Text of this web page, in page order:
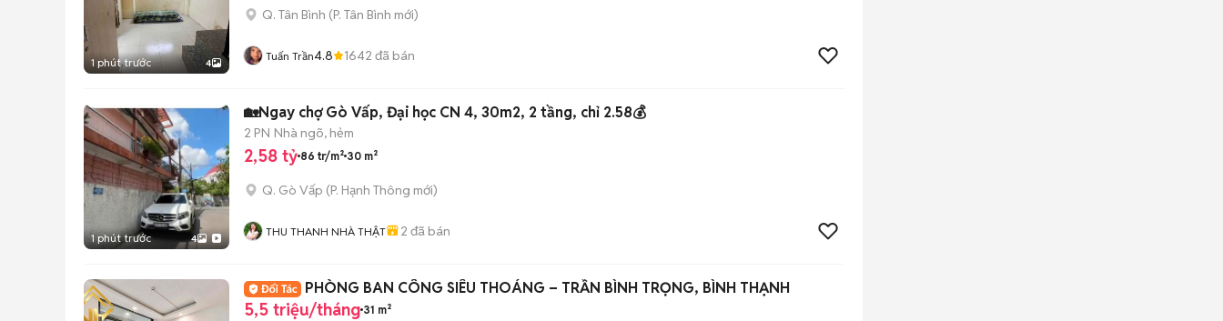
1 phút trước 4
Q. Tân Bình (P. Tân Bình mới)
Tuấn Trần4.8 1642 đã bán
1 phút trước 4
🏡Ngay chợ Gò Vấp, Đại học CN 4, 30m2, 2 tầng, chỉ 2.58💰
2 PN Nhà ngõ, hẻm
2,58 tỷ 86 tr/m² 30 m²
Q. Gò Vấp (P. Hạnh Thông mới)
THU THANH NHÀ THẬT 2 đã bán
PHÒNG BAN CÔNG SIÊU THOÁNG – TRẦN BÌNH TRỌNG, BÌNH THẠNH
5,5 triệu/tháng 31 m²